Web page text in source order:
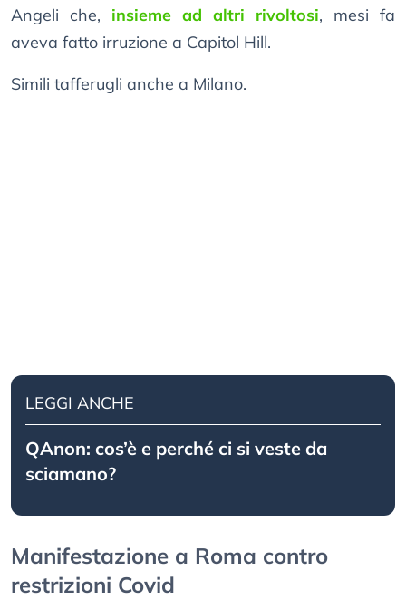
Angeli che, insieme ad altri rivoltosi, mesi fa
aveva fatto irruzione a Capitol Hill.
Simili tafferugli anche a Milano.
LEGGI ANCHE
QAnon: cos’è e perché ci si veste da
sciamano?
Manifestazione a Roma contro
restrizioni Covid